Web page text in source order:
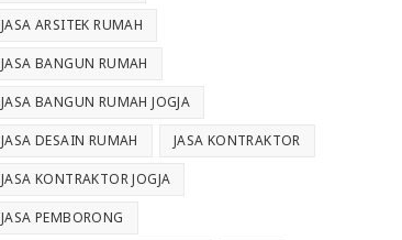
JASA ARSITEK RUMAH
JASA BANGUN RUMAH
JASA BANGUN RUMAH JOGJA
JASA DESAIN RUMAH JASA KONTRAKTOR
JASA KONTRAKTOR JOGJA
JASA PEMBORONG